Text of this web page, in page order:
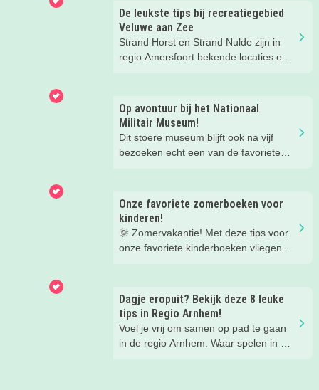
De leukste tips bij recreatiegebied
Veluwe aan Zee
Strand Horst en Strand Nulde zijn in
regio Amersfoort bekende locaties en
recreatiegebieden van Leisurelands
kan zwemmen en surfen is bij de
meesten wel bekend, maar wist je dat
de stranden nu een nieuwe naam
Op avontuur bij het Nationaal
Militair Museum!
Dit stoere museum blijft ook na vijf
bezoeken echt een van de favoriete
ze zo leuk vinden aan het NMM. ‘De
mega coole vliegtuigen overal’, ‘de
stormbaan buiten’, ‘de Xplore’ en het
'zelf in een mini-jeep rijden’. Voor ons
dus alle reden om nog een keer te
Onze favoriete zomerboeken voor
kinderen!
🌞 Zomervakantie! Met deze tips voor
onze favoriete kinderboeken vliegen
Dagje eropuit? Bekijk deze 8 leuke
tips in Regio Arnhem!
Voel je vrij om samen op pad te gaan
in de regio Arnhem. Waar spelen in het